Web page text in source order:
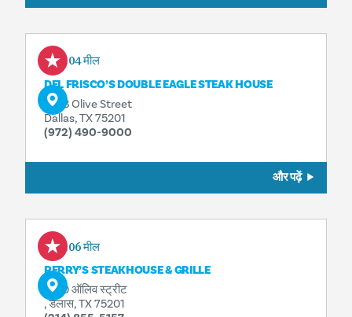
0.04 मील
DEL FRISCO’S DOUBLE EAGLE STEAK HOUSE
2323 Olive Street
Dallas, TX 75201
(972) 490-9000
और पढ़ें
0.06 मील
PERRY’S STEAKHOUSE & GRILLE
2100 ऑलिव स्ट्रीट
, डलास, TX 75201